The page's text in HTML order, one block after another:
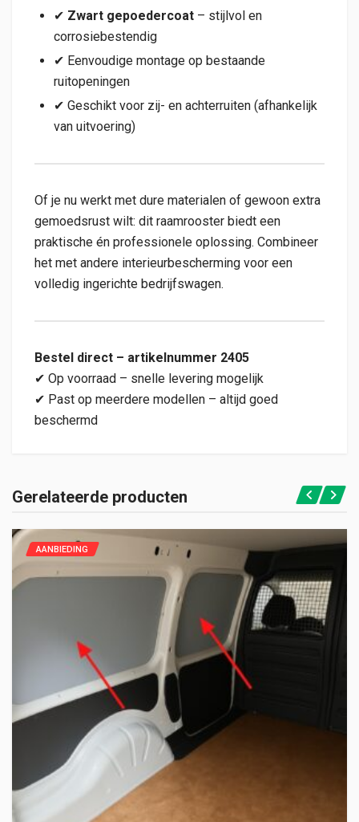
✔ Zwart gepoedercoat – stijlvol en
corrosiebestendig
✔ Eenvoudige montage op bestaande
ruitopeningen
✔ Geschikt voor zij- en achterruiten (afhankelijk
van uitvoering)
Of je nu werkt met dure materialen of gewoon extra
gemoedsrust wilt: dit raamrooster biedt een
praktische én professionele oplossing. Combineer
het met andere interieurbescherming voor een
volledig ingerichte bedrijfswagen.
Bestel direct – artikelnummer 2405
✔ Op voorraad – snelle levering mogelijk
✔ Past op meerdere modellen – altijd goed
beschermd
Gerelateerde producten
AANBIEDING